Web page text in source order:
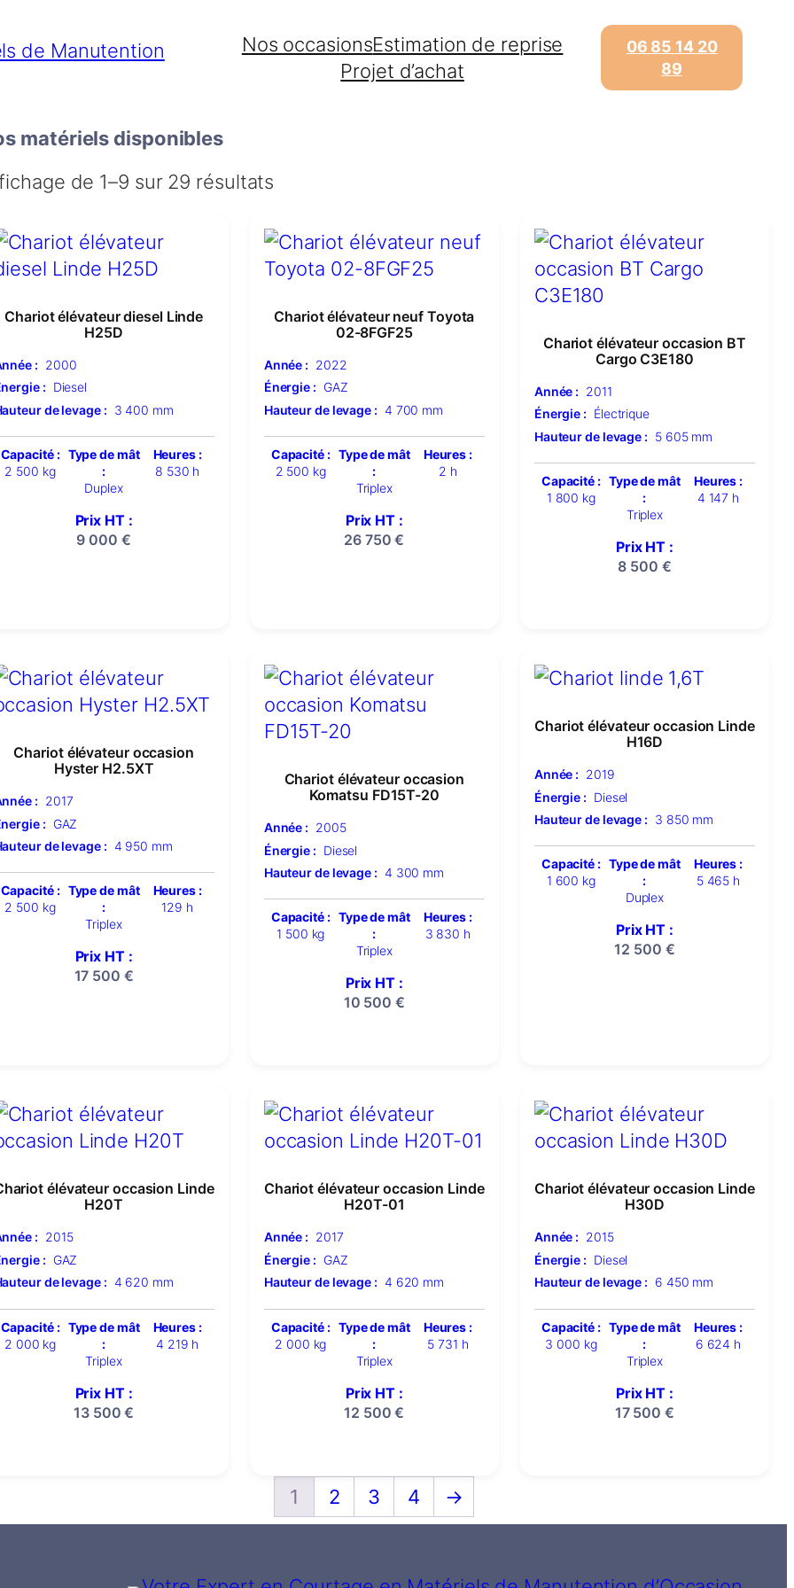
Nos occasionsEstimation de reprise
Projet d’achat
06 85 14 20
89
matériels disponibles
de 1–9 sur 29 résultats
Chariot élévateur diesel Linde
H25D
: 2000
: Diesel
de levage : 3 400 mm
Capacité :
2 500 kg
Type de mât
:
Duplex
Heures :
8 530 h
Prix HT :
9 000 €
Chariot élévateur neuf Toyota
02-8FGF25
Année : 2022
Énergie : GAZ
Hauteur de levage : 4 700 mm
Capacité :
2 500 kg
Type de mât
:
Triplex
Heures :
2 h
Prix HT :
26 750€
Chariot élévateur occasion BT
Cargo C3E180
Année : 2011
Énergie : Électrique
Hauteur de levage : 5 605 mm
Capacité :
1 800 kg
Type de mât
:
Triplex
Heures :
4 147 h
Prix HT :
8 500 €
Chariot élévateur occasion
Hyster H2.5XT
: 2017
: GAZ
de levage : 4 950 mm
Capacité :
2 500 kg
Type de mât
:
Triplex
Heures :
129 h
Prix HT :
17 500 €
Chariot élévateur occasion
Komatsu FD15T-20
Année : 2005
Énergie : Diesel
Hauteur de levage : 4 300 mm
Capacité :
1 500 kg
Type de mât
:
Triplex
Heures :
3 830 h
Prix HT :
10 500 €
Chariot élévateur occasion Linde
H16D
Année : 2019
Énergie : Diesel
Hauteur de levage : 3 850 mm
Capacité :
1 600 kg
Type de mât
:
Duplex
Heures :
5 465 h
Prix HT :
12 500 €
élévateur occasion Linde
H20T
: 2015
: GAZ
de levage : 4 620 mm
Capacité :
2 000 kg
Type de mât
:
Triplex
Heures :
4 219 h
Prix HT :
13 500€
Chariot élévateur occasion Linde
H20T-01
Année : 2017
Énergie : GAZ
Hauteur de levage : 4 620 mm
Capacité :
2 000 kg
Type de mât
:
Triplex
Heures :
5 731 h
Prix HT :
12 500€
Chariot élévateur occasion Linde
H30D
Année : 2015
Énergie : Diesel
Hauteur de levage : 6 450 mm
Capacité :
3 000 kg
Type de mât
:
Triplex
Heures :
6 624 h
Prix HT :
17 500€
1 2 3 4 →